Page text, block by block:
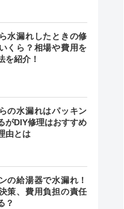
水漏れしたときの修
くら？相場や費用を
を紹介！
の水漏れはパッキン
がDIY修理はおすすめ
由とは
の給湯器で水漏れ！
策、費用負担の責任
？